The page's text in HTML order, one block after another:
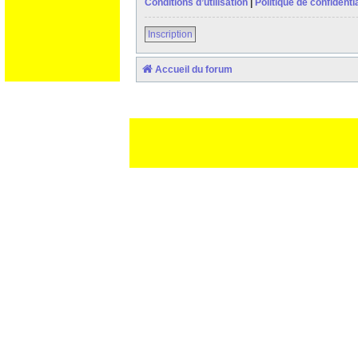
Conditions d’utilisation
Politique de
Inscription
Accueil du forum